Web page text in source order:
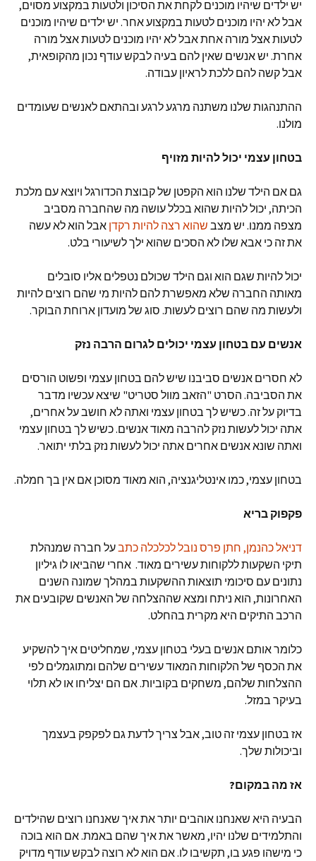
יש ילדים שיהיו מוכנים לקחת את הסיכון ולטעות במקצוע מסוים,
אבל לא יהיו מוכנים לטעות במקצוע אחר. יש ילדים שיהיו מוכנים
לטעות אצל מורה אחת אבל לא יהיו מוכנים לטעות אצל מורה
אחרת. יש אנשים שאין להם בעיה לבקש עודף נכון מהקופאית,
אבל קשה להם ללכת לראיון עבודה.
ההתנהגות שלנו משתנה מרגע לרגע ובהתאם לאנשים שעומדים
מולנו.
בטחון עצמי יכול להיות מזויף
גם אם הילד שלנו הוא הקפטן של קבוצת הכדורגל ויוצא עם מלכת
הכיתה, יכול להיות שהוא בכלל עושה מה שהחברה מסביב
מצפה ממנו. יש מצב שהוא רצה להיות רקדן אבל הוא לא עשה
את זה כי אבא שלו לא הסכים שהוא ילך לשיעורי בלט.
יכול להיות שגם הוא וגם הילד שכולם נטפלים אליו סובלים
מאותה החברה שלא מאפשרת להם להיות מי שהם רוצים להיות
ולעשות מה שהם רוצים לעשות. סוג של מועדון ארוחת הבוקר.
אנשים עם בטחון עצמי יכולים לגרום הרבה נזק
לא חסרים אנשים סביבנו שיש להם בטחון עצמי ופשוט הורסים
את הסביבה. הסרט "הזאב מוול סטריט" שיצא עכשיו מדבר
בדיוק על זה. כשיש לך בטחון עצמי ואתה לא חושב על אחרים,
אתה יכול לעשות נזק להרבה מאוד אנשים. כשיש לך בטחון עצמי
ואתה שונא אנשים אחרים אתה יכול לעשות נזק בלתי יתואר.
בטחון עצמי, כמו אינטליגנציה, הוא מאוד מסוכן אם אין בך חמלה.
פקפוק בריא
דניאל כהנמן, חתן פרס נובל לכלכלה כתבעל חברה שמנהלת
תיקי השקעות ללקוחות עשירים מאוד. אחרי שהביאו לו גיליון
נתונים עם סיכומי תוצאות ההשקעות במהלך שמונה השנים
האחרונות, הוא ניתח ומצא שההצלחה של האנשים שקובעים את
הרכב התיקים היא מקרית בהחלט.
כלומר אותם אנשים בעלי בטחון עצמי, שמחליטים איך להשקיע
את הכסף של הלקוחות המאוד עשירים שלהם ומתוגמלים לפי
ההצלחות שלהם, משחקים בקוביות. אם הם יצליחו או לא תלוי
בעיקר במזל.
אז בטחון עצמי זה טוב, אבל צריך לדעת גם לפקפק בעצמך
וביכולות שלך.
אז מה במקום?
הבעיה היא שאנחנו אוהבים יותר את איך שאנחנו רוצים שהילדים
והתלמידים שלנו יהיו, מאשר את איך שהם באמת. אם הוא בוכה
כי מישהו פגע בו, תקשיבו לו. אם הוא לא רוצה לבקש עודף מדויק